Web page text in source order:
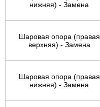
нижняя) - Замена
Шаровая опора (правая
верхняя) - Замена
Шаровая опора (правая
нижняя) - Замена